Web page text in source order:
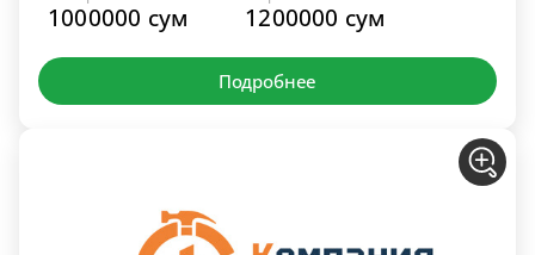
1000000 сум 1200000 сум
Подробнее